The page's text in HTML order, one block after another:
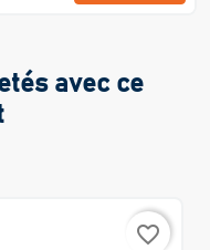
avec ce
favorite_border